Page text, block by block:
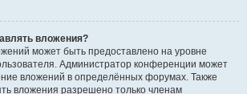
вложения?
может быть предоставлено на уровне
Администратор конференции может
вложений в определённых форумах. Также
вложения разрешено только членам